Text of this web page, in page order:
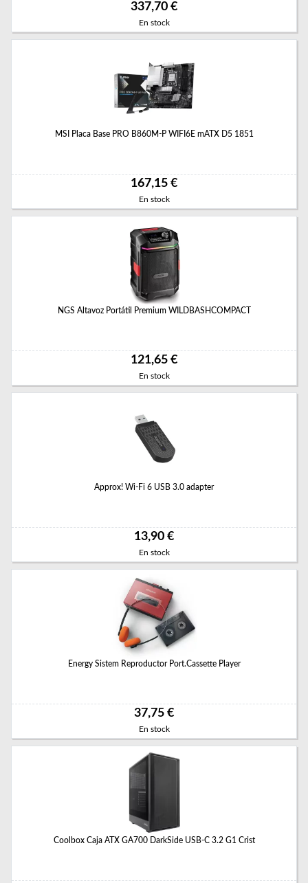
337,70 €
En stock
MSI Placa Base PRO B860M-P WIFI6E mATX D5 1851
167,15 €
En stock
NGS Altavoz Portátil Premium WILDBASHCOMPACT
121,65 €
En stock
Approx! Wi-Fi 6 USB 3.0 adapter
13,90 €
En stock
Energy Sistem Reproductor Port.Cassette Player
37,75 €
En stock
Coolbox Caja ATX GA700 DarkSide USB-C 3.2 G1 Crist